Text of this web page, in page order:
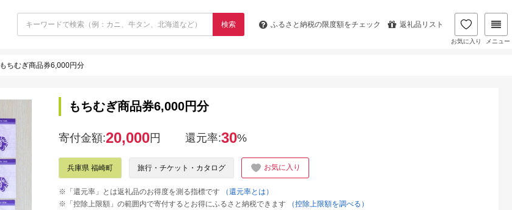
検索 ふるさと納税の限度額をチェック 返礼品リスト
お気に入り メニュー
もちむぎ商品券6,000円分
もちむぎ商品券6,000円分
寄付金額:20,000円 還元率:30%
兵庫県 福崎町 旅行・チケット・カタログ お気に入り
※「還元率」とは返礼品のお得度を測る指標です
（還元率とは）
※「控除上限額」の範囲内で寄付するとお得にふるさと納税できます
（控除上限額を調べる）